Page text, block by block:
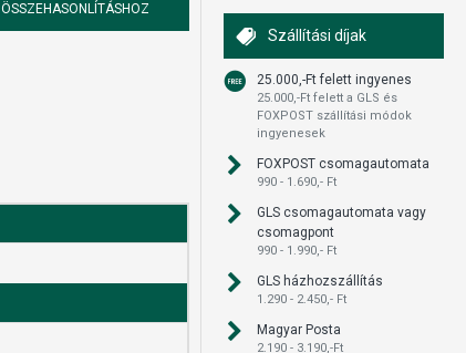
ÖSSZEHASONLÍTÁSHOZ
Szállítási díjak
25.000,-Ft felett ingyenes
25.000,-Ft felett a GLS és
FOXPOST szállítási módok
ingyenesek
FOXPOST csomagautomata
990 - 1.690,- Ft
GLS csomagautomata vagy
csomagpont
990 - 1.990,- Ft
GLS házhozszállítás
1.290 - 2.450,- Ft
Magyar Posta
2.190 - 3.190,-Ft